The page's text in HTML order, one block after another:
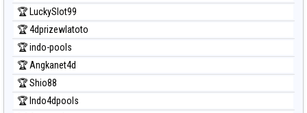
🏆 LuckySlot99
🏆 4dprizewlatoto
🏆 indo-pools
🏆 Angkanet4d
🏆 Shio88
🏆 Indo4dpools